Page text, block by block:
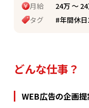
どんな仕事？
WEB広告の企画
月給
24万 〜
タグ
#年間休日